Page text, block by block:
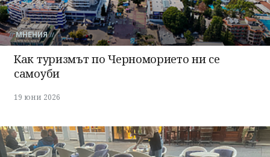
МНЕНИЯ
Как туризмът по Черноморието ни се
самоуби
19 юни 2026